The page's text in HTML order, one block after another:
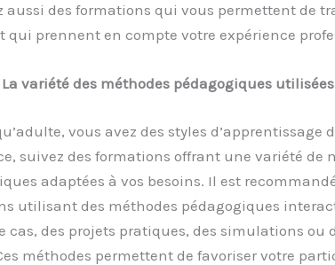
aussi des formations qui vous permettent de
qui prennent en compte votre expérience
La variété des méthodes pédagogiques utilisées
vous avez des styles d’apprentissage
suivez des formations offrant une variété de
adaptées à vos besoins. Il est
utilisant des méthodes pédagogiques
cas, des projets pratiques, des simulations ou
méthodes permettent de favoriser votre